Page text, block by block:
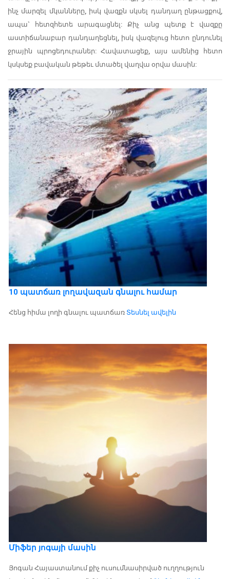
ինչ մարզել մկանները, իսկ վազքն սկսել դանդաղ ընթացքով,
ապա` հետզհետե արագացնել: Քիչ անց պետք է վազքը
աստիճանաբար դանդաղեցնել, իսկ վազելուց հետո ընդունել
ջրային պրոցեդուրաներ: Հավատացեք, այս ամենից հետո
կսկսեք բավական թեթեւ մտածել վաղվա օրվա մասին:
10 պատճառ լողավազան գնալու համար
Հենց հիմա լողի գնալու պատճառ Տեսնել ավելին
Միֆեր յոգայի մասին
Յոգան Հայաստանում քիչ ուսումնասիրված ուղղություն